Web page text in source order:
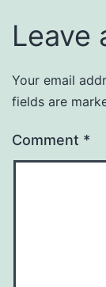
Leave
Your email
fields are
Comment *